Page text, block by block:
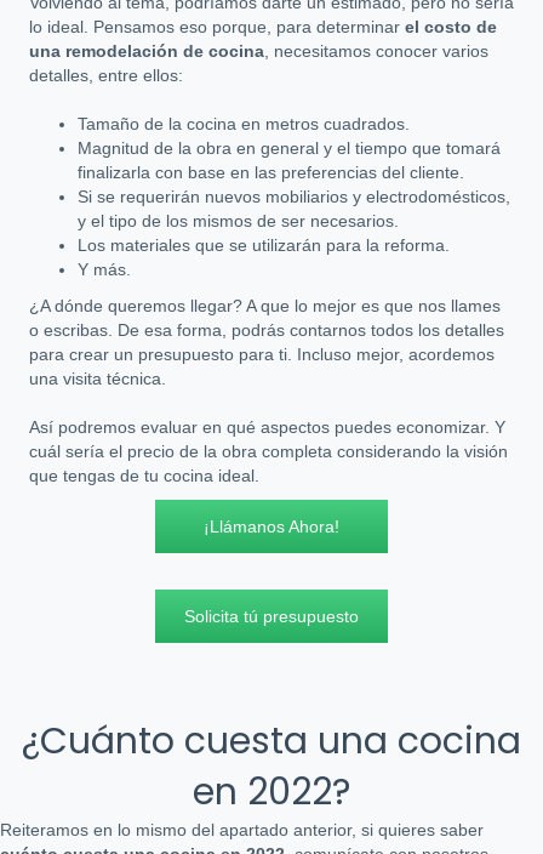
lo ideal. Pensamos eso porque, para determinar el costo de
una remodelación de cocina , necesitamos conocer varios
detalles, entre ellos:
Tamaño de la cocina en metros cuadrados.
Magnitud de la obra en general y el tiempo que tomará
finalizarla con base en las preferencias del cliente.
Si se requerirán nuevos mobiliarios y electrodomésticos,
y el tipo de los mismos de ser necesarios.
Los materiales que se utilizarán para la reforma.
Y más.
¿A dónde queremos llegar? A que lo mejor es que nos llames
o escribas. De esa forma, podrás contarnos todos los detalles
para crear un presupuesto para ti. Incluso mejor, acordemos
una visita técnica.
Así podremos evaluar en qué aspectos puedes economizar. Y
cuál sería el precio de la obra completa considerando la visión
que tengas de tu cocina ideal.
¡Llámanos Ahora!
Solicita tú presupuesto
¿Cuánto cuesta una cocina
en 2022?
Reiteramos en lo mismo del apartado anterior, si quieres saber